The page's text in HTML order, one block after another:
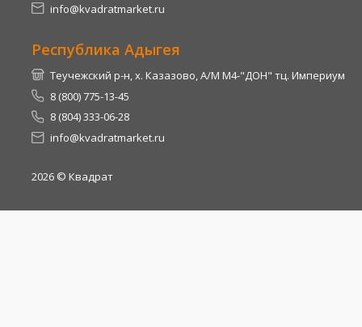
info@kvadratmarket.ru
Республика Адыгея
Теучежский р-н, х. Казазово, А/М М4-"ДОН" тц. Империум
8 (800) 775-13-45
8 (804) 333-06-28
info@kvadratmarket.ru
2026 © Квадрат